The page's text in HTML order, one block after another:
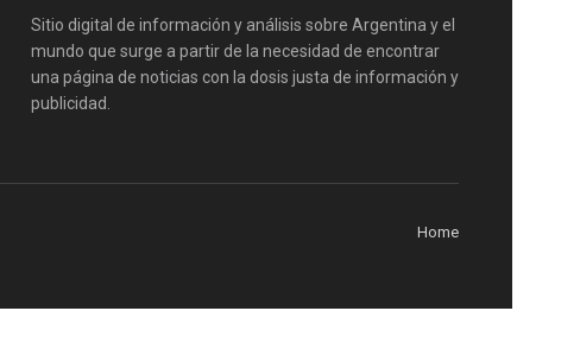
Sitio digital de información y análisis sobre Argentina y el
mundo que surge a partir de la necesidad de encontrar
una página de noticias con la dosis justa de información y
publicidad.
Home